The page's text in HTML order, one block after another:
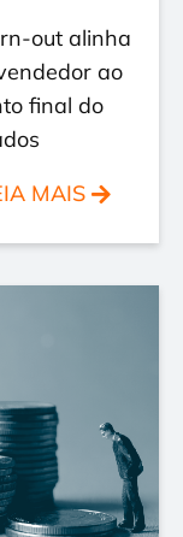
out alinha
ao
final do
MAIS